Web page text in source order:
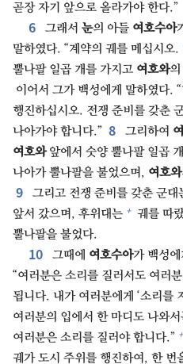
곧장 자기 앞으로 올라가야 한다.”
6⁠ 그래서 눈의 아들 여호수아
말하였다. “계약의 궤를 메십시오.
뿔나팔 일곱 개를 가지고 여호와의
이어서 그가 백성에게 말하였다.
행진하십시오. 전쟁 준비를 갖춘
나아가야 합니다.” 8⁠ 그리하여
여호와앞에서 숫양 뿔나팔 일곱
나아가 뿔나팔을 불었으며, 여호와
9⁠
그리고 전쟁 준비를 갖춘 군
앞서 갔으며, 후위대는 + 궤를 따
뿔나팔을 불었다.
10⁠ 그때에 여호수아가 백성에
“여러분은 소리를 질러서도 여러
됩니다. 내가 여러분에게 ‘소리를
여러분의 입에서 한 마디도 나와
여러분은 소리를 질러야 합니다.” +
궤가 도시 주위를 행진하여, 한 번